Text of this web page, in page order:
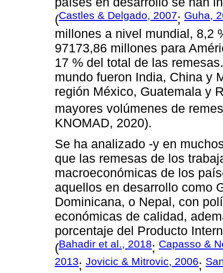
(Castles & Delgado, 2007; Guha,
millones a nivel mundial, 8,2
97173,86 millones para
17 % del total de las
mundo fueron India, China y
región México, Guatemala y
mayores volúmenes de
KNOMAD, 2020).
Se ha analizado -y en
que las remesas de los
macroeconómicas de los
aquellos en desarrollo como
Dominicana, o Nepal, con
económicas de calidad,
porcentaje del Producto
(Bahadir et al., 2018; Capasso &
2013; Jovicic & Mitrovic, 2006;